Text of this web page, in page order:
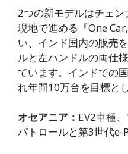
2つの新モデルはチェン
現地で進める『One
い、インド国内の販売
ルと左ハンドルの両仕
ています。インドでの
れ年間10万台を目標と
オセアニア： EV2車種
パトロールと第3世代e-